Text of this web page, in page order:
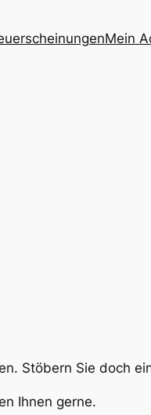
Mein
Stöbern Sie doch
Ihnen gerne.